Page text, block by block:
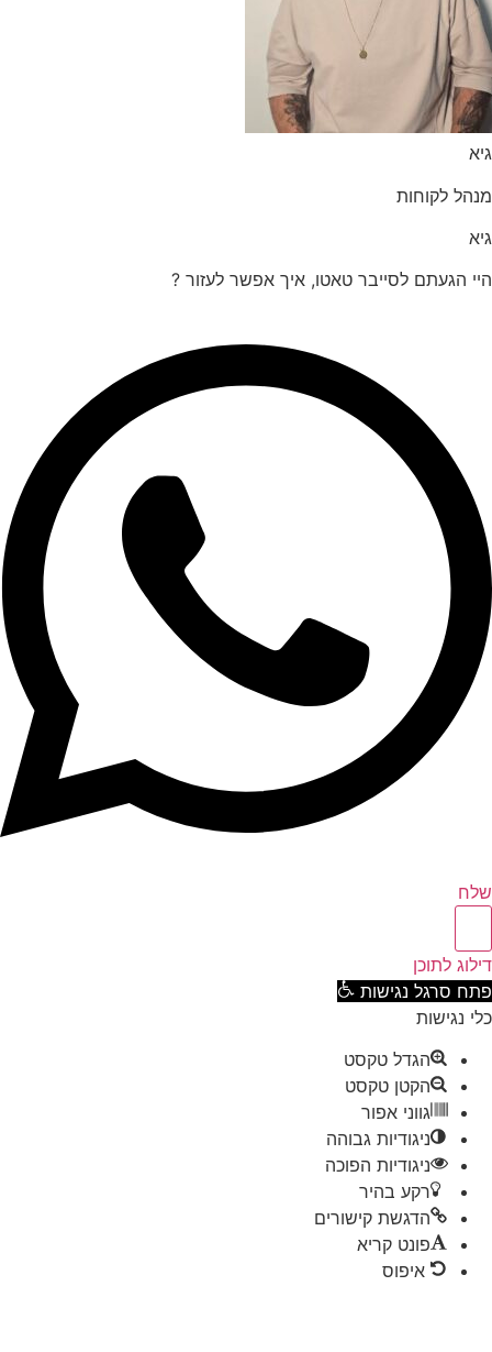
לקוחות
הגעתם לסייבר טאטו, איך אפשר לעזור ?
לתוכן
סרגל נגישות
נגישות
הגדל טקסט
הקטן טקסט
גווני אפור
ניגודיות גבוהה
ניגודיות הפוכה
רקע בהיר
הדגשת קישורים
פונט קריא
איפוס